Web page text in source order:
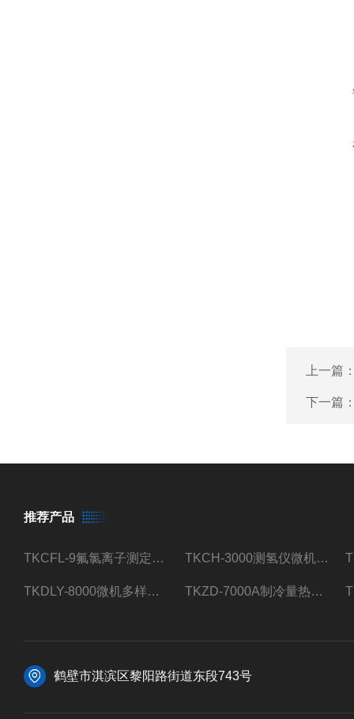
上一篇
下一篇
推荐产品
TKCFL-9氟氯离子测定仪自动煤质检测 TKCH-3000测氢仪微机氢元素测定煤质检测
TKDLY-8000微机多样测硫仪自动定硫仪化验室硫含量测定 TKZD-7000A制冷量热仪自动升降热值仪煤质检测
鹤壁市淇滨区黎阳路街道东段743号